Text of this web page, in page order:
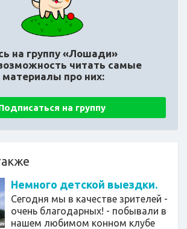
на группу «Лошади»
читать самые
про них:
на группу
Немного детской выездки.
Сегодня мы в качестве зрителей -
очень благодарных! - побывали в
нашем любимом конном клубе